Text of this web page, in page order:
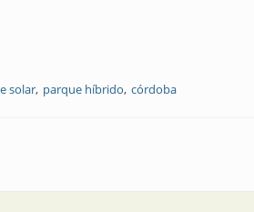
solar parque híbrido córdoba